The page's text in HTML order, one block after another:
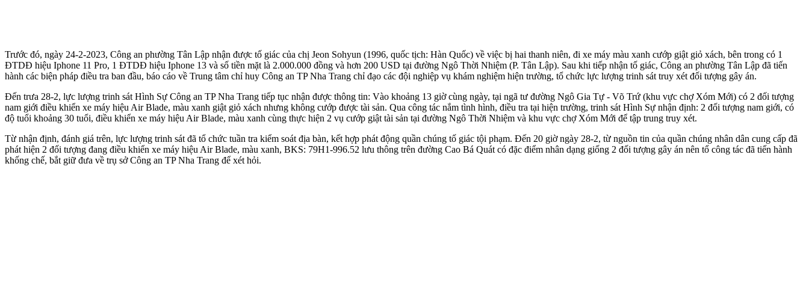
Trước đó, ngày 24-2-2023, Công an phường Tân Lập nhận được tố giác của chị Jeon Sohyun (1996, quốc tịch: Hàn Quốc) về việc bị hai thanh niên, đi xe máy màu xanh cướp giật giỏ xách, bên trong có 1
ĐTDĐ hiệu Iphone 11 Pro, 1 ĐTDĐ hiệu Iphone 13 và số tiền mặt là 2.000.000 đồng và hơn 200 USD tại đường Ngô Thời Nhiệm (P. Tân Lập). Sau khi tiếp nhận tố giác, Công an phường Tân Lập đã tiến
hành các biện pháp điều tra ban đầu, báo cáo về Trung tâm chỉ huy Công an TP Nha Trang chỉ đạo các đội nghiệp vụ khám nghiệm hiện trường, tổ chức lực lượng trinh sát truy xét đối tượng gây án.
Đến trưa 28-2, lực lượng trinh sát Hình Sự Công an TP Nha Trang tiếp tục nhận được thông tin: Vào khoảng 13 giờ cùng ngày, tại ngã tư đường Ngô Gia Tự - Võ Trứ (khu vực chợ Xóm Mới) có 2 đối tượng
nam giới điều khiển xe máy hiệu Air Blade, màu xanh giật giỏ xách nhưng không cướp được tài sản. Qua công tác nắm tình hình, điều tra tại hiện trường, trinh sát Hình Sự nhận định: 2 đối tượng nam giới, có
độ tuổi khoảng 30 tuổi, điều khiển xe máy hiệu Air Blade, màu xanh cùng thực hiện 2 vụ cướp giật tài sản tại đường Ngô Thời Nhiệm và khu vực chợ Xóm Mới để tập trung truy xét.
Từ nhận định, đánh giá trên, lực lượng trinh sát đã tổ chức tuần tra kiểm soát địa bàn, kết hợp phát động quần chúng tố giác tội phạm. Đến 20 giờ ngày 28-2, từ nguồn tin của quần chúng nhân dân cung cấp đã
phát hiện 2 đối tượng đang điều khiển xe máy hiệu Air Blade, màu xanh, BKS: 79H1-996.52 lưu thông trên đường Cao Bá Quát có đặc điểm nhân dạng giống 2 đối tượng gây án nên tổ công tác đã tiến hành
khống chế, bắt giữ đưa về trụ sở Công an TP Nha Trang để xét hỏi.